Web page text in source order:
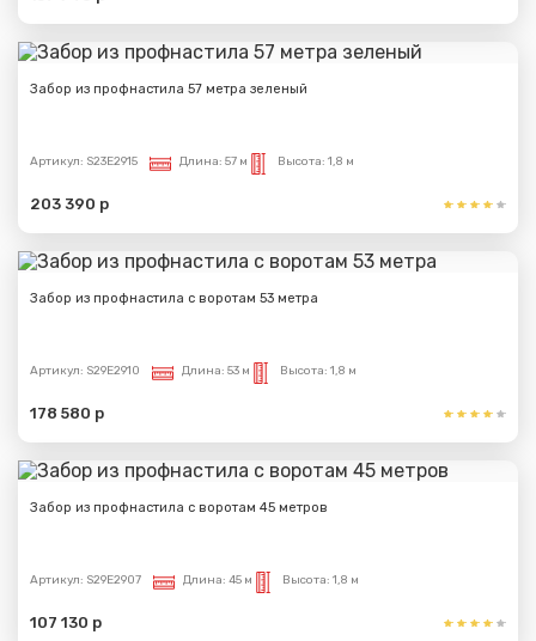
Забор из профнастила 57 метра зеленый
Артикул: S23E2915 Длина: 57 м Высота: 1,8 м
203 390 р
Забор из профнастила с воротам 53 метра
Артикул: S29E2910 Длина: 53 м Высота: 1,8 м
178 580 р
Забор из профнастила с воротам 45 метров
Артикул: S29E2907 Длина: 45 м Высота: 1,8 м
107 130 р